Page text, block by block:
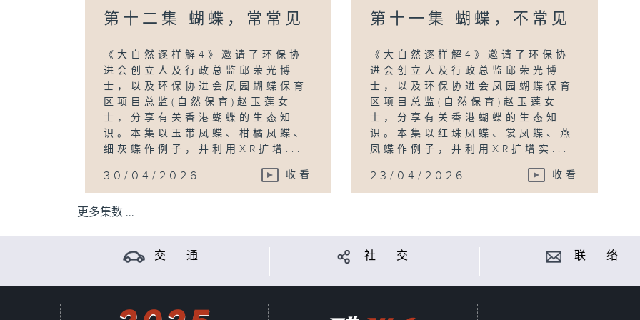
第十二集 蝴蝶，常常见
《大自然逐样解4》邀请了环保协
进会创立人及行政总监邱荣光博
士，以及环保协进会凤园蝴蝶保育
区项目总监(自然保育)赵玉莲女
士，分享有关香港蝴蝶的生态知
识。本集以玉带凤蝶、柑橘凤蝶、
细灰蝶作例子，并利用XR扩增...
30/04/2026 收看
第十一集 蝴蝶，不常见
《大自然逐样解4》邀请了环保协
进会创立人及行政总监邱荣光博
士，以及环保协进会凤园蝴蝶保育
区项目总监(自然保育)赵玉莲女
士，分享有关香港蝴蝶的生态知
识。本集以红珠凤蝶、裳凤蝶、燕
凤蝶作例子，并利用XR扩增实...
23/04/2026 收看
更多集数 ...
交 通 社 交 联 络